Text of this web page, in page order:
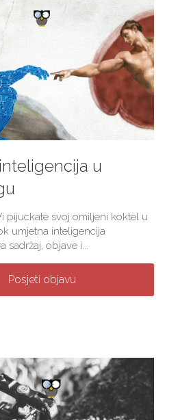
u
pijuckate svoj omiljeni koktel u
umjetna inteligencija
sadržaj, objave i...
Posjeti objavu